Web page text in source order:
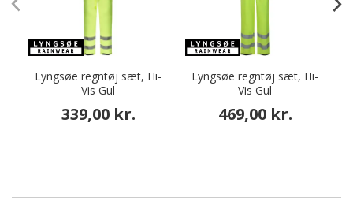
Lyngsøe regntøj sæt, Hi-
Vis Gul
339,00 kr.
Lyngsøe regntøj sæt, Hi-
Vis Gul
469,00 kr.